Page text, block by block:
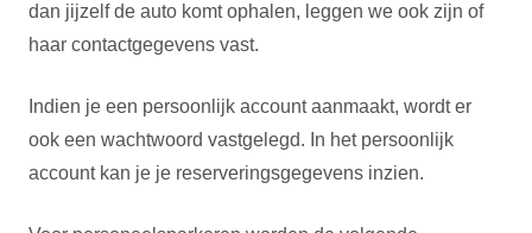
dan jijzelf de auto komt ophalen, leggen we ook zijn of
haar contactgegevens vast.
Indien je een persoonlijk account aanmaakt, wordt er
ook een wachtwoord vastgelegd. In het persoonlijk
account kan je je reserveringsgegevens inzien.